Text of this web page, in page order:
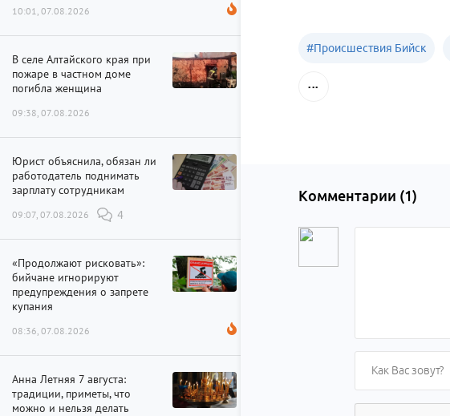
10:01, 07.08.2026
В селе Алтайского края при
пожаре в частном доме
погибла женщина
09:38, 07.08.2026
Юрист объяснила, обязан ли
работодатель поднимать
зарплату сотрудникам
09:07, 07.08.2026 4
«Продолжают рисковать»:
бийчане игнорируют
предупреждения о запрете
купания
08:36, 07.08.2026
Анна Летняя 7 августа:
традиции, приметы, что
можно и нельзя делать
#Происшествия Бийск
Комментарии (1)